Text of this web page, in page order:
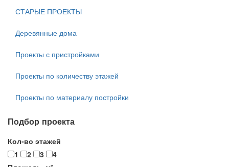
СТАРЫЕ ПРОЕКТЫ
Деревянные дома
Проекты с пристройками
Проекты по количеству этажей
Проекты по материалу постройки
Подбор проекта
Кол-во этажей
1
2 3
4